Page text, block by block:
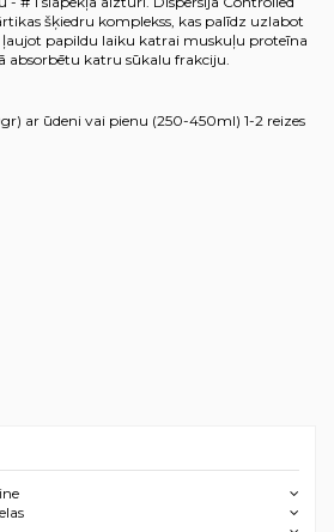
šķiedru komplekss, kas palīdz uzlabot
papildu laiku katrai muskuļu proteīna
absorbētu katru sūkalu frakciju.
ar ūdeni vai pienu (250-450ml) 1-2 reizes